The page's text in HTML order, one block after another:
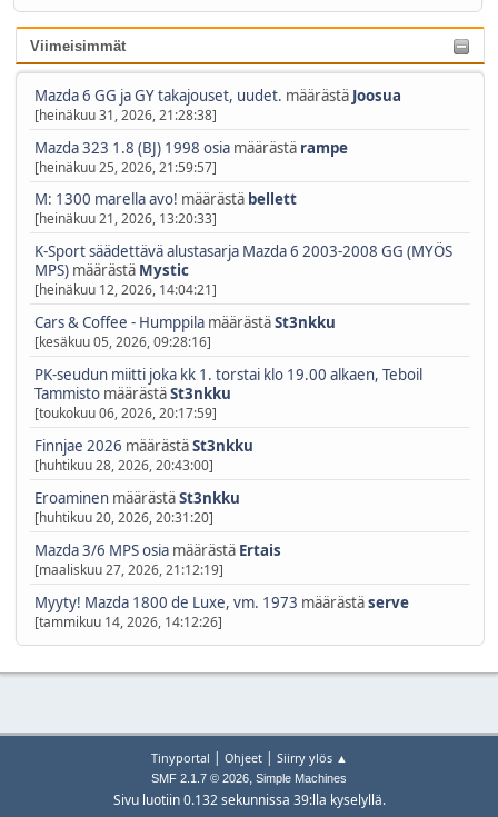
Viimeisimmät
Mazda 6 GG ja GY takajouset, uudet. määrästä Joosua
[heinäkuu 31, 2026, 21:28:38]
Mazda 323 1.8 (BJ) 1998 osiamäärästä rampe
[heinäkuu 25, 2026, 21:59:57]
M: 1300 marella avo! määrästä bellett
[heinäkuu 21, 2026, 13:20:33]
K-Sport säädettävä alustasarja Mazda 6 2003-2008 GG (MYÖS
MPS)määrästä Mystic
[heinäkuu 12, 2026, 14:04:21]
Cars & Coffee - HumppilamäärästäSt3nkku
[kesäkuu 05, 2026, 09:28:16]
PK-seudun miitti joka kk 1. torstai klo 19.00 alkaen, Teboil
TammistomäärästäSt3nkku
[toukokuu 06, 2026, 20:17:59]
Finnjae 2026 määrästäSt3nkku
[huhtikuu 28, 2026, 20:43:00]
EroaminenmäärästäSt3nkku
[huhtikuu 20, 2026, 20:31:20]
Mazda 3/6 MPS osia määrästä Ertais
[maaliskuu 27, 2026, 21:12:19]
Myyty! Mazda 1800 de Luxe, vm. 1973 määrästäserve
[tammikuu 14, 2026, 14:12:26]
Tinyportal | Ohjeet| Siirry ylös ▲
SMF 2.1.7 © 2026, Simple Machines
Sivu luotiin 0.132 sekunnissa 39:lla kyselyllä.